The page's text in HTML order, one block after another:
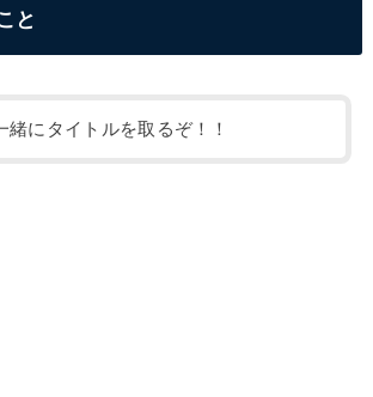
と
緒にタイトルを取るぞ！！